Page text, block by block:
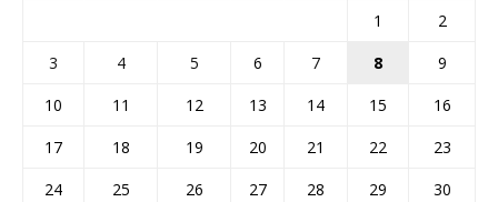
1
2
3
4 5 6 7 8
9
10
11 12 13 14 15
16
17
18 19 20 21 22
23
24
25 26 27 28 29
30